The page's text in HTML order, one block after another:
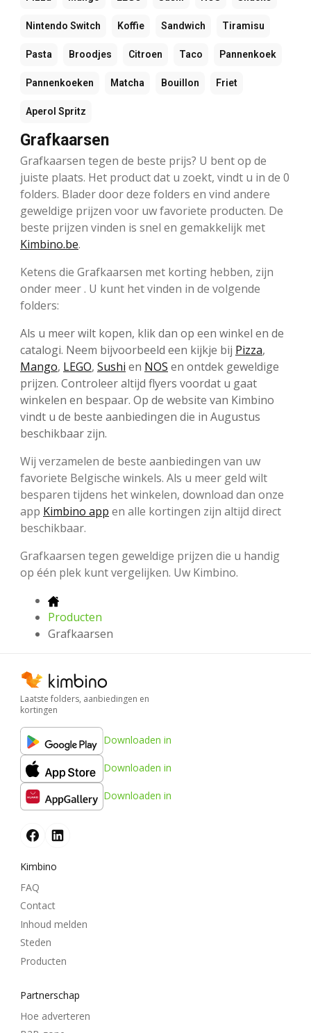
Nintendo Switch Koffie Sandwich Tiramisu
Pasta Broodjes Citroen Taco Pannenkoek
Pannenkoeken Matcha Bouillon Friet
Aperol Spritz
Grafkaarsen
Grafkaarsen tegen de beste prijs? U bent op de
juiste plaats. Het product dat u zoekt, vindt u in de 0
folders. Blader door deze folders en vind andere
geweldige prijzen voor uw favoriete producten. De
beste prijzen vinden is snel en gemakkelijk met
Kimbino.be.
Ketens die Grafkaarsen met korting hebben, zijn
onder meer . U kunt het vinden in de volgende
folders:
Als u meer wilt kopen, klik dan op een winkel en de
catalogi. Neem bijvoorbeeld een kijkje bij Pizza,
Mango, LEGO, Sushi en NOS en ontdek geweldige
prijzen. Controleer altijd flyers voordat u gaat
winkelen en bespaar. Op de website van Kimbino
vindt u de beste aanbiedingen die in Augustus
beschikbaar zijn.
Wij verzamelen de beste aanbiedingen van uw
favoriete Belgische winkels. Als u meer geld wilt
besparen tijdens het winkelen, download dan onze
app Kimbino app en alle kortingen zijn altijd direct
beschikbaar.
Grafkaarsen tegen geweldige prijzen die u handig
op één plek kunt vergelijken. Uw Kimbino.
Producten
Grafkaarsen
Laatste folders, aanbiedingen en
kortingen
Downloaden in
Downloaden in
Downloaden in
Kimbino
FAQ
Contact
Inhoud melden
Steden
Producten
Partnerschap
Hoe adverteren